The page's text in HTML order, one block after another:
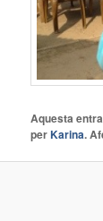
Aquesta
perKarina.